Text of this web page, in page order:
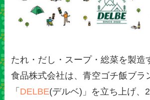
たれ・だし・スープ・総菜を製造
食品株式会社は、青空ゴチ飯ブラ
「 DELBE(デルベ)」を立ち上げ、